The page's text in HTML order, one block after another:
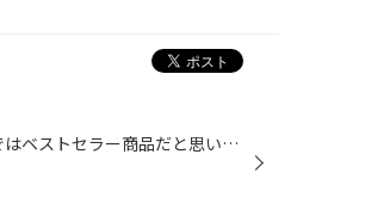
Audi A3×NUTEC NC40 拘りのオイルNUTEC!タイヤ館ではベストセラー商品だと思いますが、 もちろん当店でも取り扱いが有ります。 普通のエンジンオイルに比べると少し値段が高いですが、お使い頂ければきっとご満足頂けますよ！ 今回はA3のお客様がご購入されました(^O^) こちらのお客様以前からNUTEC...